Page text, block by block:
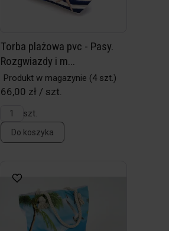
Torba plażowa pvc - Pasy.
Rozgwiazdy i m...
Produkt w magazynie (4 szt.)
66,00 zł / szt.
szt.
Do koszyka